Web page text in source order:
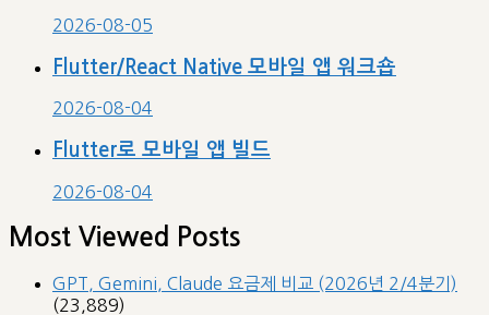
2026-08-05
Flutter/React Native 모바일 앱 워크숍
2026-08-04
Flutter로 모바일 앱 빌드
2026-08-04
Most Viewed Posts
GPT, Gemini, Claude 요금제 비교 (2026년 2/4분기)
(23,889)